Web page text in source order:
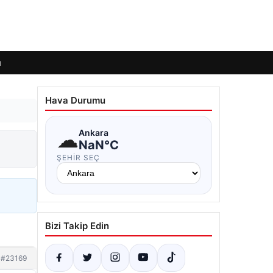
#23169
Hava Durumu
☁Ankara
NaN°C
ŞEHIR SEÇ
Bizi Takip Edin